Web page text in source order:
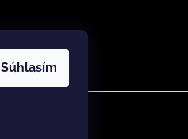
Súhlasím